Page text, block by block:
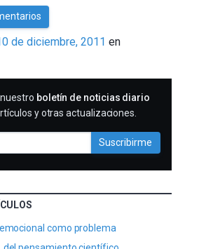
de diciembre, 2011 en
boletín de noticias diario
y otras actualizaciones.
Suscribirme
emocional como problema